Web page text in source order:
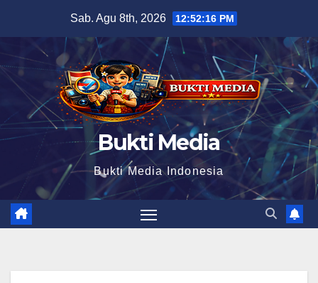
Sab. Agu 8th, 2026 12:52:17 PM
Bukti Media
Bukti Media Indonesia